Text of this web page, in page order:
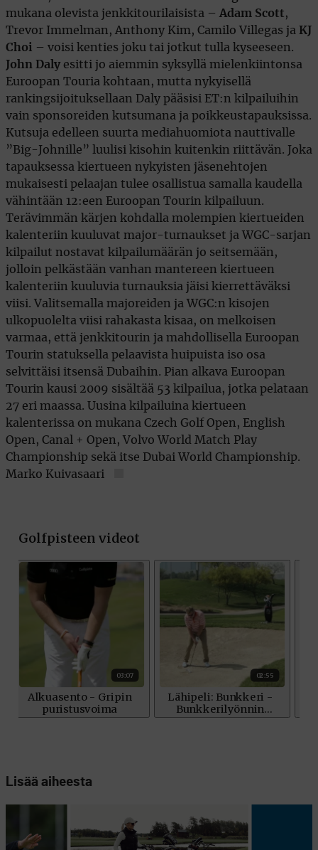
mukana olevista jenkkitourilaisista – Adam Scott,
Trevor Immelman, Anthony Kim, Camilo Villegas ja KJ
Choi – voisi kenties joku tai jotkut tulla kyseeseen.
John Daly esitti jo aiemmin syksyllä mielenkiintonsa
Euroopan Touria kohtaan, mutta nykyisellä
rankingsijoituksellaan Daly pääsisi ET:n kilpailuihin
vain sponsoreiden kutsumana ja poikkeustapauksissa.
Kutsuja edelleen suurta mediahuomiota nauttivalle
”Big-Johnille” luulisi kisohin kuitenkin riittävän. Joka
tapauksessa kiertueen nykyisten jäsenehtojen
mukaisesti pelaajan tulee osallistua samalla kaudella
vähintään 12:een Euroopan Tourin kilpailuun.
Terävimmän kärjen kohdalla molempien kiertueiden
kalenteriin kuuluvat major-turnaukset ja WGC-sarjan
kilpailut nostavat kilpailumäärän jo seitsemään,
jolloin pelkästään vanhan mantereen kiertueen
kalenteriin kuuluvia turnauksia jäisi kierrettäväksi
viisi. Valitsemalla majoreiden ja WGC:n kisojen
ulkopuolelta viisi rahakasta kisaa, on melkoisen
varmaa, että jenkkitourin ja mahdollisella Euroopan
Tourin statuksella pelaavista huipuista iso osa
selvittäisi itsensä Dubaihin. Pian alkava Euroopan
Tourin kausi 2009 sisältää 53 kilpailua, jotka pelataan
27 eri maassa. Uusina kilpailuina kiertueen
kalenterissa on mukana Czech Golf Open, English
Open, Canal + Open, Volvo World Match Play
Championship sekä itse Dubai World Championship.
Marko Kuivasaari
Lisää aiheesta